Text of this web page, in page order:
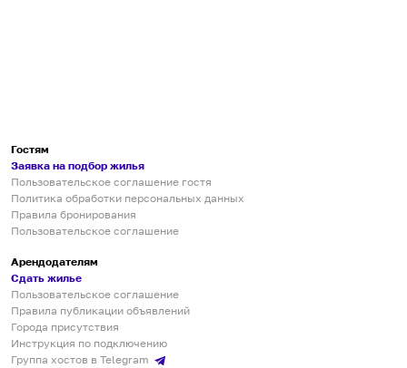
Гостям
Заявка на подбор жилья
Пользовательское соглашение гостя
Политика обработки персональных данных
Правила бронирования
Пользовательское соглашение
Арендодателям
Сдать жилье
Пользовательское соглашение
Правила публикации объявлений
Города присутствия
Инструкция по подключению
Группа хостов в Telegram